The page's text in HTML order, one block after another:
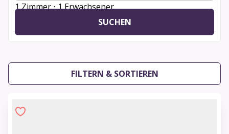
1 Zimmer ⋅ 1 Erwachsener
SUCHEN
FILTERN & SORTIEREN